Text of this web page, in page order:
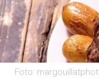
Foto: